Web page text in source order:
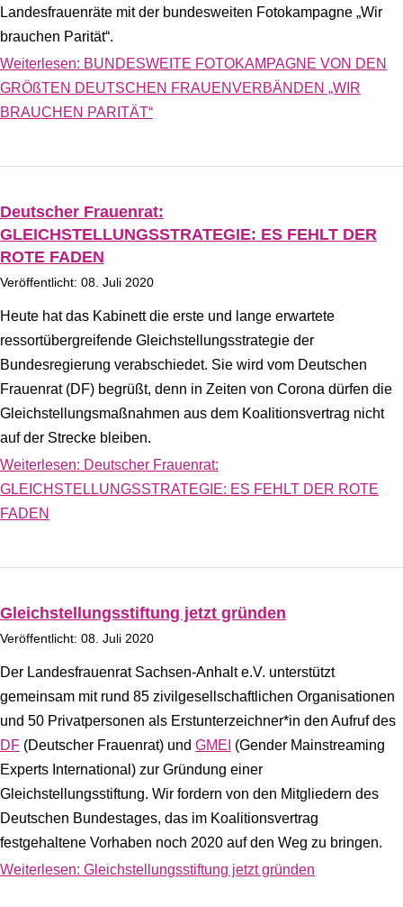
Landesfrauenräte mit der bundesweiten Fotokampagne „Wir
brauchen Parität“.
Weiterlesen: BUNDESWEITE FOTOKAMPAGNE VON DEN
GRÖßTEN DEUTSCHEN FRAUENVERBÄNDEN „WIR
BRAUCHEN PARITÄT“
Deutscher Frauenrat:
GLEICHSTELLUNGSSTRATEGIE: ES FEHLT DER
ROTE FADEN
Veröffentlicht: 08. Juli 2020
Heute hat das Kabinett die erste und lange erwartete
ressortübergreifende Gleichstellungsstrategie der
Bundesregierung verabschiedet. Sie wird vom Deutschen
Frauenrat (DF) begrüßt, denn in Zeiten von Corona dürfen die
Gleichstellungsmaßnahmen aus dem Koalitionsvertrag nicht
auf der Strecke bleiben.
Weiterlesen: Deutscher Frauenrat:
GLEICHSTELLUNGSSTRATEGIE: ES FEHLT DER ROTE
FADEN
Gleichstellungsstiftung jetzt gründen
Veröffentlicht: 08. Juli 2020
Der Landesfrauenrat Sachsen-Anhalt e.V. unterstützt
gemeinsam mit rund 85 zivilgesellschaftlichen Organisationen
und 50 Privatpersonen als Erstunterzeichner*in den Aufruf des
DF (Deutscher Frauenrat) und GMEI (Gender Mainstreaming
Experts International) zur Gründung einer
Gleichstellungsstiftung. Wir fordern von den Mitgliedern des
Deutschen Bundestages, das im Koalitionsvertrag
festgehaltene Vorhaben noch 2020 auf den Weg zu bringen.
Weiterlesen: Gleichstellungsstiftung jetzt gründen